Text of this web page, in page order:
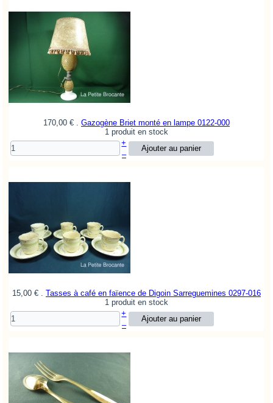
170,00 € . Gazogène Briet monté en lampe 0122-000
1 produit en stock
+
–
15,00 € . Tasses à café en faïence de Digoin Sarreguemines 0297-016
1 produit en stock
+
–